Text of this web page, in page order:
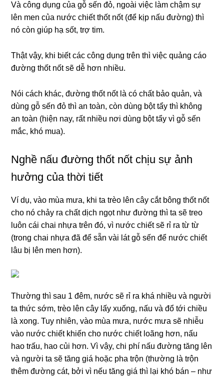
Và công dụng của gỗ sến đỏ, ngoài việc làm chậm sự
lên men của nước chiết thốt nốt (để kịp nấu đường) thì
nó còn giúp hạ sốt, trợ tim.
Thật vậy, khi biết các công dụng trên thì việc quảng cáo
đường thốt nốt sẽ dễ hơn nhiều.
Nói cách khác, đường thốt nốt là có chất bảo quản, và
dùng gỗ sến đỏ thì an toàn, còn dùng bột tẩy thì không
an toàn (hiện nay, rất nhiều nơi dùng bột tẩy vì gỗ sến
mắc, khó mua).
Nghề nấu đường thốt nốt chịu sự ảnh
hưởng của thời tiết
Ví dụ, vào mùa mưa, khi ta trèo lên cây cắt bông thốt nốt
cho nó chảy ra chất dịch ngọt như đường thì ta sẽ treo
luôn cái chai nhựa trên đó, vì nước chiết sẽ rỉ ra từ từ
(trong chai nhựa đã để sẵn vài lát gỗ sến để nước chiết
lâu bị lên men hơn).
Thường thì sau 1 đêm, nước sẽ rỉ ra khá nhiều và người
ta thức sớm, trèo lên cây lấy xuống, nấu và đổ tới chiều
là xong. Tuy nhiên, vào mùa mưa, nước mưa sẽ nhiễu
vào nước chiết khiến cho nước chiết loãng hơn, nấu
hao trấu, hao củi hơn. Vì vậy, chi phí nấu đường tăng lên
và người ta sẽ tăng giá hoặc pha trộn (thường là trộn
thêm đường cát, bởi vì nếu tăng giá thì lại khó bán – như